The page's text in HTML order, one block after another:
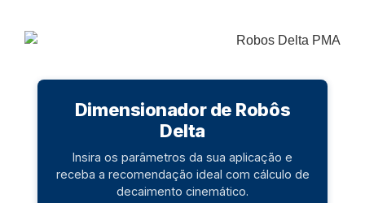
Dimensionador de Robôs
Delta
Insira os parâmetros da sua aplicação e
receba a recomendação ideal com cálculo de
decaimento cinemático.